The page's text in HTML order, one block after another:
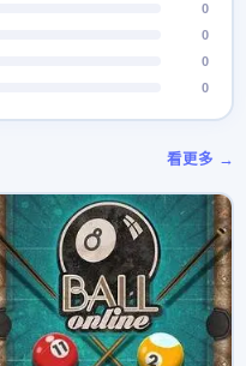
0
0
0
0
看更多 →